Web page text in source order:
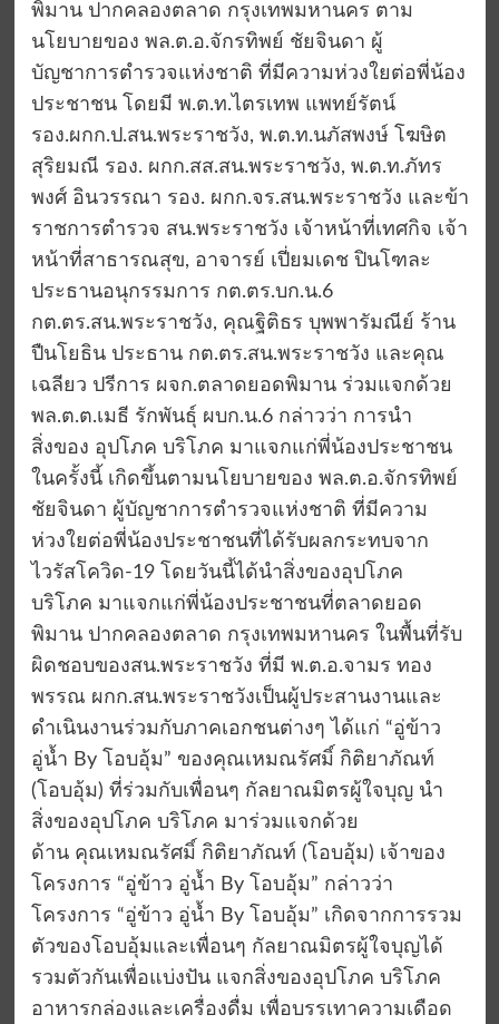
พิมาน ปากคลองตลาด กรุงเทพมหานคร ตาม
นโยบายของ พล.ต.อ.จักรทิพย์ ชัยจินดา ผู้
บัญชาการตำรวจแห่งชาติ ที่มีความห่วงใยต่อพี่น้อง
ประชาชน โดยมี พ.ต.ท.ไตรเทพ แพทย์รัตน์
รอง.ผกก.ป.สน.พระราชวัง, พ.ต.ท.นภัสพงษ์ โฆษิต
สุริยมณี รอง. ผกก.สส.สน.พระราชวัง, พ.ต.ท.ภัทร
พงศ์ อินวรรณา รอง. ผกก.จร.สน.พระราชวัง และข้า
ราชการตํารวจ สน.พระราชวัง เจ้าหน้าที่เทศกิจ เจ้า
หน้าที่สาธารณสุข, อาจารย์ เปี่ยมเดช ปินโฑละ
ประธานอนุกรรมการ กต.ตร.บก.น.6
กต.ตร.สน.พระราชวัง, คุณฐิติธร บุพพารัมณีย์ ร้าน
ปืนโยธิน ประธาน กต.ตร.สน.พระราชวัง และคุณ
เฉลียว ปรีการ ผจก.ตลาดยอดพิมาน ร่วมแจกด้วย
พล.ต.ต.เมธี รักพันธุ์ ผบก.น.6 กล่าวว่า การนำ
สิ่งของ อุปโภค บริโภค มาแจกแก่พี่น้องประชาชน
ในครั้งนี้ เกิดขึ้นตามนโยบายของ พล.ต.อ.จักรทิพย์
ชัยจินดา ผู้บัญชาการตำรวจแห่งชาติ ที่มีความ
ห่วงใยต่อพี่น้องประชาชนที่ได้รับผลกระทบจาก
ไวรัสโควิด-19 โดยวันนี้ได้นำสิ่งของอุปโภค
บริโภค มาแจกแก่พี่น้องประชาชนที่ตลาดยอด
พิมาน ปากคลองตลาด กรุงเทพมหานคร ในพื้นที่รับ
ผิดชอบของสน.พระราชวัง ที่มี พ.ต.อ.จามร ทอง
พรรณ ผกก.สน.พระราชวังเป็นผู้ประสานงานและ
ดำเนินงานร่วมกับภาคเอกชนต่างๆ ได้แก่ “อู่ข้าว
อู่น้ำ By โอบอุ้ม” ของคุณเหมณรัศมิ์ กิติยาภัณท์
(โอบอุ้ม) ที่ร่วมกับเพื่อนๆ กัลยาณมิตรผู้ใจบุญ นำ
สิ่งของอุปโภค บริโภค มาร่วมแจกด้วย
ด้าน คุณเหมณรัศมิ์ กิติยาภัณท์ (โอบอุ้ม) เจ้าของ
โครงการ “อู่ข้าว อู่น้ำ By โอบอุ้ม” กล่าวว่า
โครงการ “อู่ข้าว อู่น้ำ By โอบอุ้ม” เกิดจากการรวม
ตัวของโอบอุ้มและเพื่อนๆ กัลยาณมิตรผู้ใจบุญได้
รวมตัวกันเพื่อแบ่งปัน แจกสิ่งของอุปโภค บริโภค
อาหารกล่องและเครื่องดื่ม เพื่อบรรเทาความเดือด